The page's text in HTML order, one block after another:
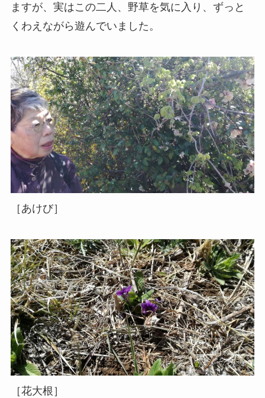
ますが、実はこの二人、野草を気に入り、ずっと
くわえながら遊んでいました。
［あけび］
［花大根］